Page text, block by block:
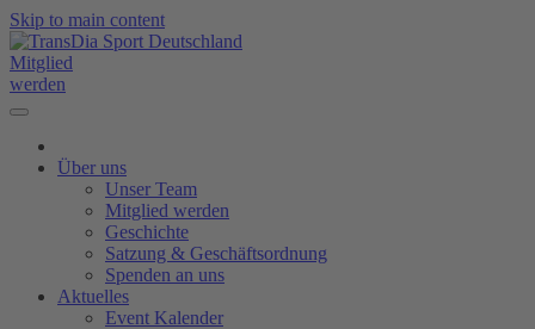
Skip to main content
Mitglied
werden
Über uns
Unser Team
Mitglied werden
Geschichte
Satzung & Geschäftsordnung
Spenden an uns
Aktuelles
Event Kalender